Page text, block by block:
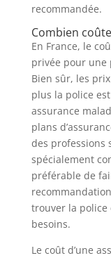
recommandée.
Combien
En France, le
privée pour une
Bien sûr, les
plus la police
assurance
plans
des professions
spécialement
préférable de
trouver la police
besoins.
Le coût d’une